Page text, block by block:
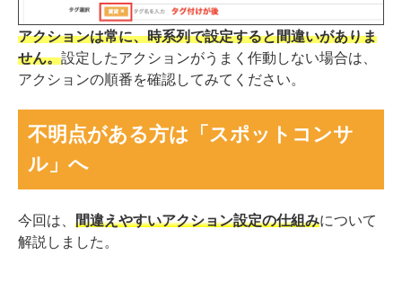
アクションは常に、時系列で設定すると間違いがありま
せん。設定したアクションがうまく作動しない場合は、
アクションの順番を確認してみてください。
不明点がある方は「スポットコンサ
ル」へ
今回は、 間違えやすいアクション設定の仕組みについて
解説しました。